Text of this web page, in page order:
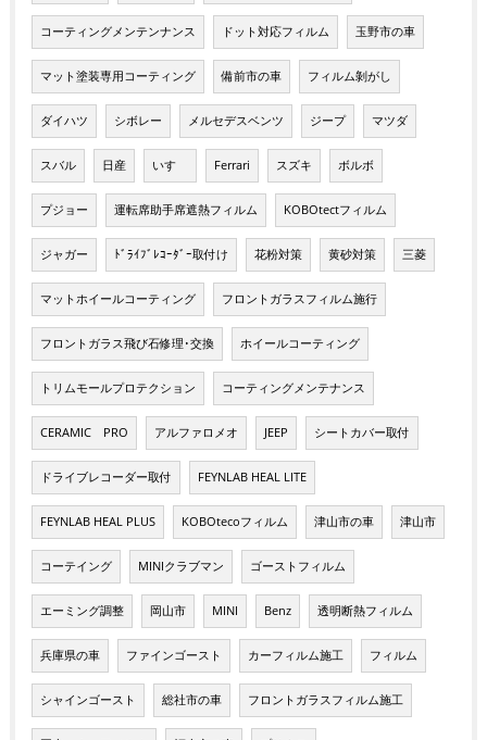
コーティングメンテンナンス ドット対応フィルム 玉野市の車
マット塗装専用コーティング 備前市の車 フィルム剝がし
ダイハツ シボレー メルセデスベンツ ジープ マツダ
スバル 日産 いすゞ Ferrari スズキ ボルボ
プジョー 運転席助手席遮熱フィルム KOBOtectフィルム
ジャガー ﾄﾞﾗｲﾌﾞﾚｺｰﾀﾞｰ取付け 花粉対策 黄砂対策 三菱
マットホイールコーティング フロントガラスフィルム施行
フロントガラス飛び石修理･交換 ホイールコーティング
トリムモールプロテクション コーティングメンテナンス
CERAMIC PRO アルファロメオ JEEP シートカバー取付
ドライブレコーダー取付 FEYNLAB HEAL LITE
FEYNLAB HEAL PLUS KOBOtecoフィルム 津山市の車 津山市
コーテイング MINIクラブマン ゴーストフィルム
エーミング調整 岡山市 MINI Benz 透明断熱フィルム
兵庫県の車 ファインゴースト カーフィルム施工 フィルム
シャインゴースト 総社市の車 フロントガラスフィルム施工